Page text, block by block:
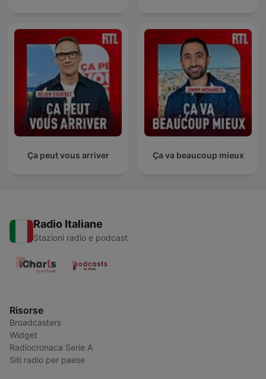
Ça peut vous arriver Ça va beaucoup mieux
Radio Italiane
Stazioni radio e podcast
Risorse
Broadcasters
Widget
Radiocronaca Serie A
Siti radio per paese